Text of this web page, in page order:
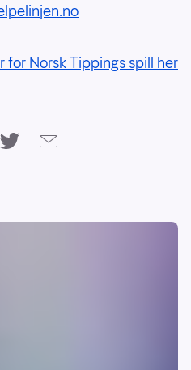
for Norsk Tippings spill her